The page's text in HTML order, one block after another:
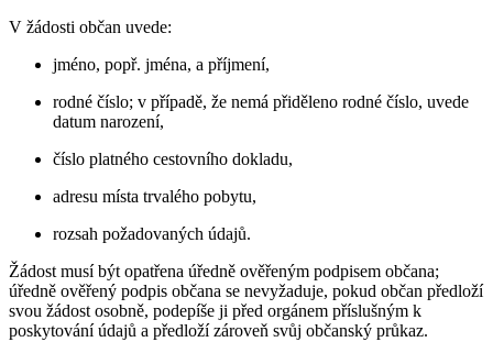
V žádosti občan uvede:
jméno, popř. jména, a příjmení,
rodné číslo; v případě, že nemá přiděleno rodné číslo, uvede
datum narození,
číslo platného cestovního dokladu,
adresu místa trvalého pobytu,
rozsah požadovaných údajů.
Žádost musí být opatřena úředně ověřeným podpisem občana;
úředně ověřený podpis občana se nevyžaduje, pokud občan předloží
svou žádost osobně, podepíše ji před orgánem příslušným k
poskytování údajů a předloží zároveň svůj občanský průkaz.